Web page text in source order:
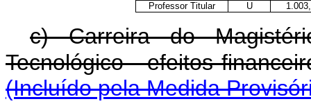
Professor Titular
U
c) Carreira do
Tecnológico - efeitos
(Incluído pela Medida